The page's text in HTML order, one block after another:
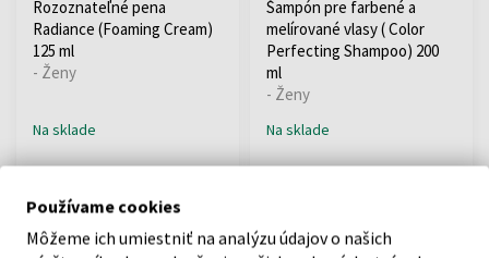
Rozoznateľné pena
Radiance (Foaming Cream)
125 ml
- Ženy
Na sklade
Šampón pre farbené a
melírované vlasy ( Color
Perfecting Shampoo) 200
ml
- Ženy
Na sklade
Používame cookies
Môžeme ich umiestniť na analýzu údajov o našich